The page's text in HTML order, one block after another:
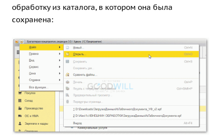
обработку из каталога, в котором она была
сохранена: